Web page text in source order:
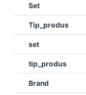
Set
Tip_produs
set
tip_produs
Brand